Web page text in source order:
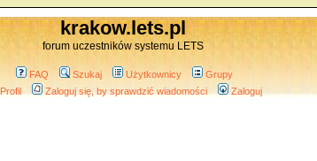
krakow.lets.pl
forum uczestników systemu LETS
FAQ Szukaj Użytkownicy
Grupy
Profil
Zaloguj się, by sprawdzić wiadomości Zaloguj